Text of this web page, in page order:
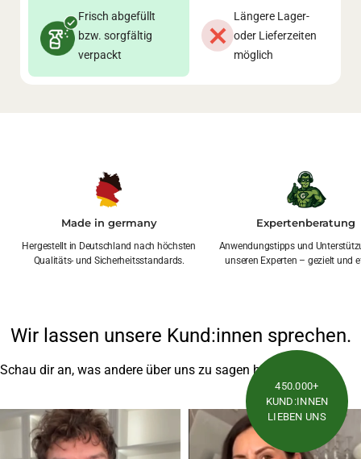
Frisch abgefüllt
bzw. sorgfältig
verpackt
Längere Lager-
oder Lieferzeiten
möglich
Made in germany
Hergestellt in Deutschland nach höchsten
Qualitäts- und Sicherheitsstandards.
Expertenberatung
Anwendungstipps und
unseren Experten – gezielt und
Wir lassen unsere Kund:innen sprechen.
Schau dir an, was andere über uns zu sagen haben
450.000+
KUND:INNEN
LIEBEN UNS